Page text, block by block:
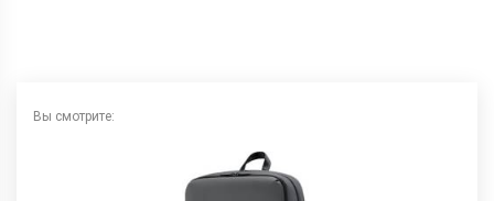
Вы смотрите: